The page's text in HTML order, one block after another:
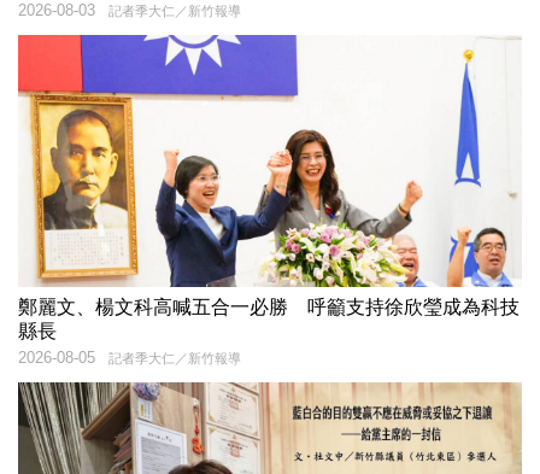
記者季大仁／新竹報導
2026-08-03
鄭麗文、楊文科高喊五合一必勝 呼籲支持徐欣瑩成為科技
縣長
記者季大仁／新竹報導
2026-08-05